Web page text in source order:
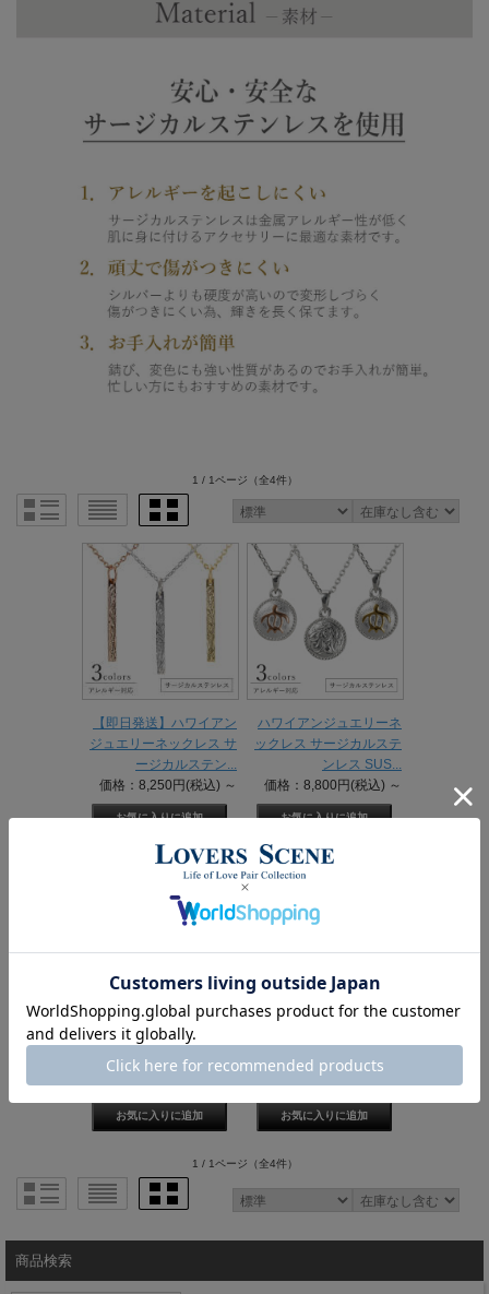
1 / 1ページ （全4件）
【即日発送】ハワイアン
ジュエリーネックレス サ
ージカルステン...
価格：8,250円(税込) ～
ハワイアンジュエリーネ
ックレス サージカルステ
ンレス SUS...
価格：8,800円(税込) ～
【即日発送】ハワイアン
ジュエリーネックレス サ
ージカルステン...
価格：8,250円(税込)～
ハワイアンジュエリーブ
テンレス SU...
価格：8,250円(税込)
1 / 1ページ （全4件）
商品検索